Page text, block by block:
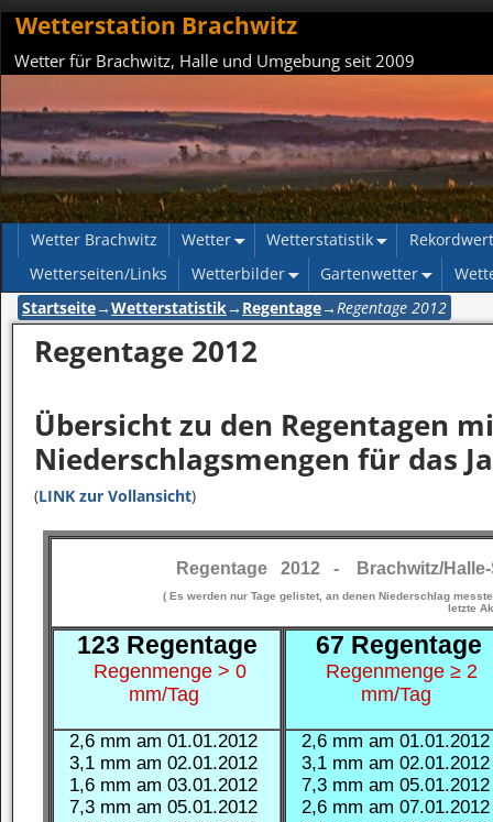
Wetterstation Brachwitz
Wetter für Brachwitz, Halle und Umgebung seit 2009
Wetter Brachwitz Wetter Wetterstatistik
Wetterseiten/Links
Wetterbilder Gartenwetter
Startseite→Wetterstatistik→ Regentage→ Regentage 2012
Regentage 2012
Übersicht zu den Regentagen
Niederschlagsmengen für das
(LINK zur Vollansicht)